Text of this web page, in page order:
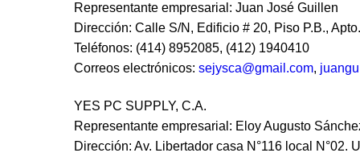
Representante empresarial: Juan José Guillen
Dirección: Calle S/N, Edificio # 20, Piso P.B.,
Teléfonos: (414) 8952085, (412) 1940410
Correos electrónicos: sejysca@gmail.com,
YES PC SUPPLY, C.A.
Representante empresarial: Eloy Augusto
Dirección: Av. Libertador casa N°116 local